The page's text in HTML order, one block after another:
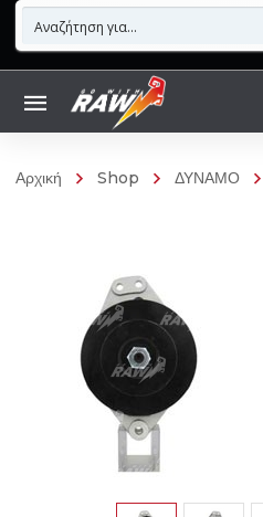
Αρχική Shop ΔΥΝΑΜΟ